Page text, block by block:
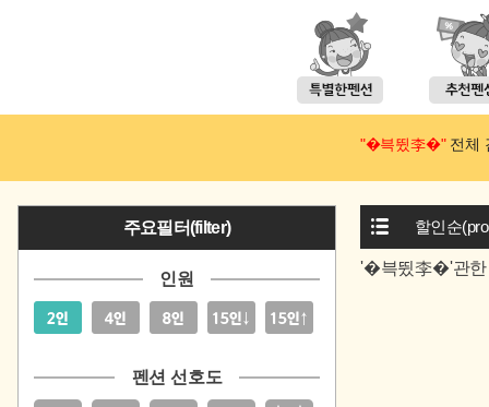
"�븍뜄李�"전체
주요필터(filter)
인원
펜션 선호도
할인순
'�븍뜄李�'관한